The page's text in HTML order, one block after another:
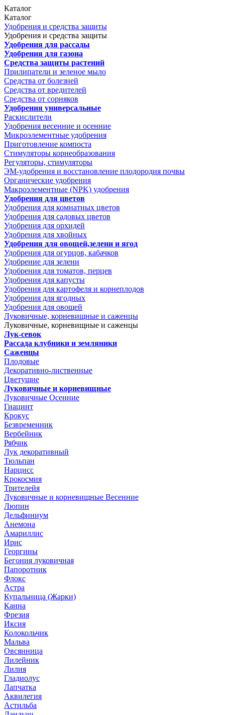
Каталог
Каталог
Удобрения и средства защиты
Удобрения и средства защиты
Удобрения для рассады
Удобрения для газона
Средства защиты растений
Прилипатели и зеленое мыло
Средства от болезней
Средства от вредителей
Средства от сорняков
Удобрения универсальные
Раскислители
Удобрения весенние и осенние
Микроэлементные удобрения
Приготовление компоста
Стимуляторы корнеобразования
Регуляторы, стимуляторы
ЭМ-удобрения и восстановление плодородия почвы
Органические удобрения
Макроэлементные (NPK) удобрения
Удобрения для цветов
Удобрения для комнатных цветов
Удобрения для садовых цветов
Удобрения для орхидей
Удобрения для хвойных
Удобрения для овощей,зелени и ягод
Удобрения для огурцов, кабачков
Удобрение для зелени
Удобрения для томатов, перцев
Удобрения для капусты
Удобрения для картофеля и корнеплодов
Удобрения для ягодных
Удобрения для овощей
Луковичные, корневищные и саженцы
Луковичные, корневищные и саженцы
Лук-севок
Рассада клубники и земляники
Саженцы
Плодовые
Декоративно-лиственные
Цветущие
Луковичные и корневищные
Луковичные Осенние
Гиацинт
Крокус
Безвременник
Вербейник
Рябчик
Лук декоративный
Тюльпан
Нарцисс
Крокосмия
Трителейя
Луковичные и корневищные Весенние
Люпин
Дельфиниум
Анемона
Амариллис
Ирис
Георгины
Бегония луковичная
Папоротник
Флокс
Астра
Купальница (Жарки)
Канна
Фрезия
Иксия
Колокольчик
Мальва
Овсянница
Лилейник
Лилия
Гладиолус
Лапчатка
Аквилегия
Астильба